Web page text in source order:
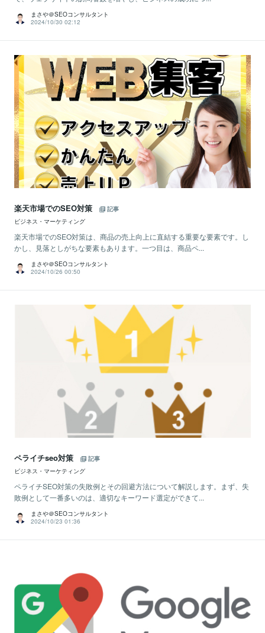
まさや＠SEOコンサルタント
2024/10/30 02:12
楽天市場でのSEO対策
記事
ビジネス・マーケティング
楽天市場でのSEO対策は、商品の売上向上に直結する重要な要素です。し
かし、見落としがちな要素もあります。一つ目は、商品ペ...
まさや＠SEOコンサルタント
2024/10/26 00:50
ペライチseo対策
記事
ビジネス・マーケティング
ペライチSEO対策の失敗例とその回避方法について解説します。まず、失
敗例として一番多いのは、適切なキーワード選定ができて...
まさや＠SEOコンサルタント
2024/10/23 01:36